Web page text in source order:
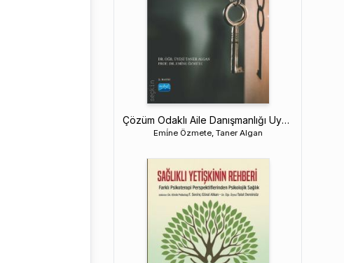
Çözüm Odaklı Aile Danışmanlığı Uygulama Rehberi
Emi̇ne Özmete, Taner Algan